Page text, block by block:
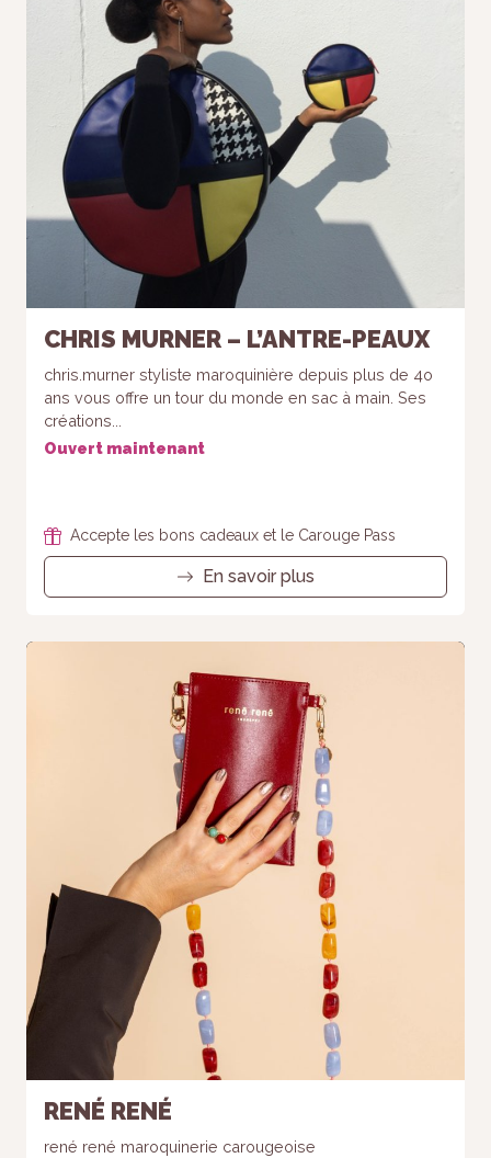
CHRIS MURNER – L’ANTRE-PEAUX
chris.murner styliste maroquinière depuis plus de 4o
ans vous offre un tour du monde en sac à main. Ses
créations...
Ouvert maintenant
Accepte les bons cadeaux et le Carouge Pass
En savoir plus
RENÉ RENÉ
rené rené maroquinerie carougeoise